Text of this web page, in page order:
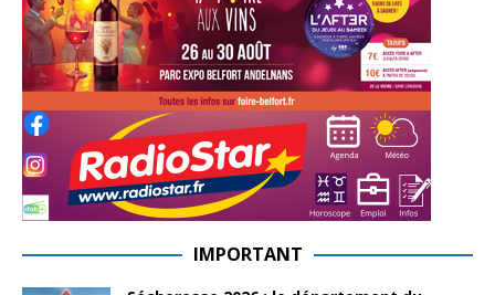
IMPORTANT